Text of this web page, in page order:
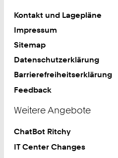
Kontakt und Lagepläne
Impressum
Sitemap
Datenschutzerklärung
Barrierefreiheitserklärung
Feedback
Weitere Angebote
ChatBot Ritchy
IT Center Changes